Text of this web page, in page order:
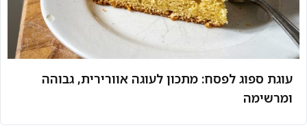
עוגת ספוג לפסח: מתכון לעוגה אוורירית, גבוהה
ומרשימה